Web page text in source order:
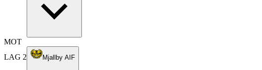
MOT
LAG 2
Mjallby AIF